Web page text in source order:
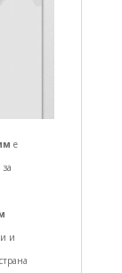
е
и